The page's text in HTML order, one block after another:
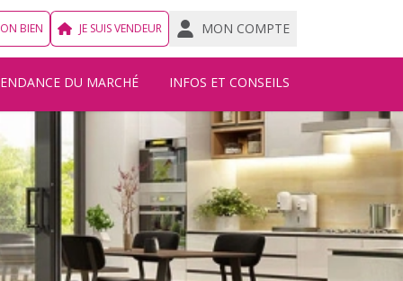
BIEN JE SUIS VENDEUR MON COMPTE
DU MARCHÉ INFOS ET CONSEILS